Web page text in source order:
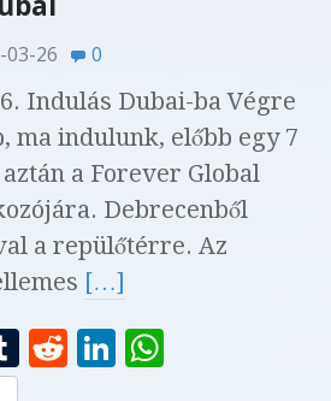
03-26 0
Indulás Dubai-ba Végre
ma indulunk, előbb egy 7
a Forever Global
Debrecenből
a repülőtérre. Az
[…]
T
R
Li